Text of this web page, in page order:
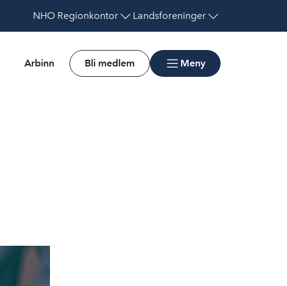
NHO Regionkontor Landsforeninger
Arbinn Bli medlem Meny